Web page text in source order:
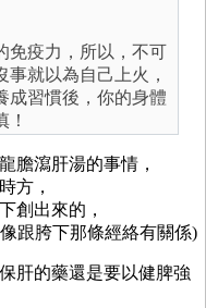
免疫力，所以，不可
就以為自己上火，
成習慣後，你的身體
！
膽瀉肝湯的事情，
方，
創出來的，
跟胯下那條經絡有關係)
肝的藥還是要以健脾強